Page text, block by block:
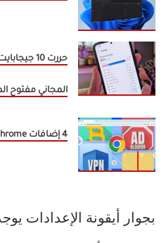
المجاني مفتوح
4 إضافات Chrome كانت آمنة ثم أصبحت برامج ضارة
بجوار أيقونة الإعدادات